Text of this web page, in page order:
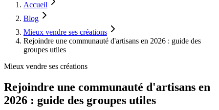
Accueil
Blog
Mieux vendre ses créations
Rejoindre une communauté d'artisans en 2026 : guide des
groupes utiles
Mieux vendre ses créations
Rejoindre une communauté d'artisans en
2026 : guide des groupes utiles